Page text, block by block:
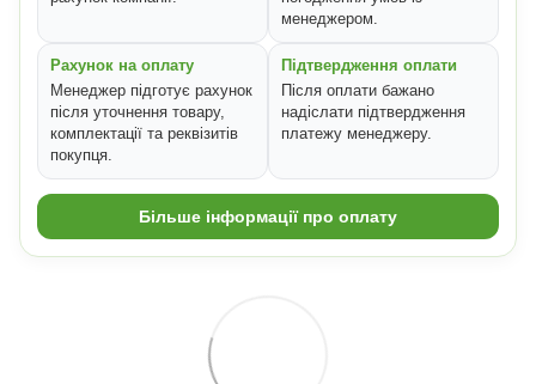
менеджером.
Рахунок на оплату
Менеджер підготує рахунок
після уточнення товару,
комплектації та реквізитів
покупця.
Підтвердження оплати
Після оплати бажано
надіслати підтвердження
платежу менеджеру.
Більше інформації про оплату